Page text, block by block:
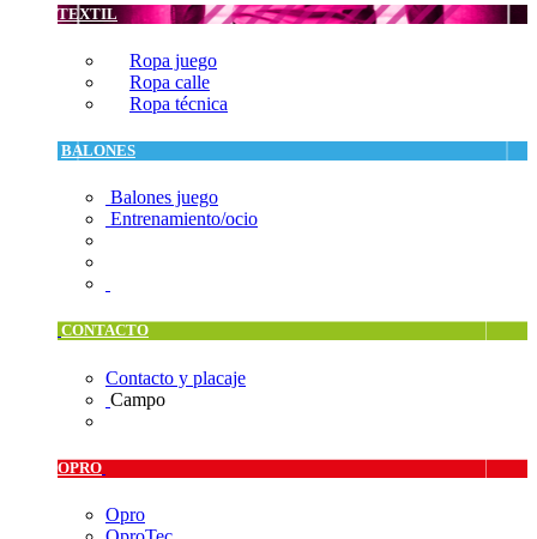
TEXTIL
Ropa juego
Ropa calle
Ropa técnica
BALONES
Balones juego
Entrenamiento/ocio
CONTACTO
Contacto y placaje
Campo
OPRO
Opro